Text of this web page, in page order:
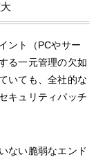
ント（PCやサー
る一元管理の欠如
いても、全社的な
キュリティパッチ
ない脆弱なエンド